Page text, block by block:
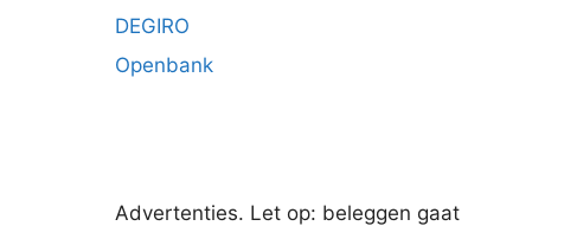
DEGIRO
Openbank
Advertenties. Let op: beleggen gaat